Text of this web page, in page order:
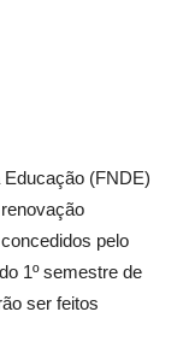
(FNDE)
pelo
1º semestre de
ser feitos